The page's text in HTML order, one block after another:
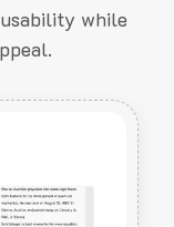
while